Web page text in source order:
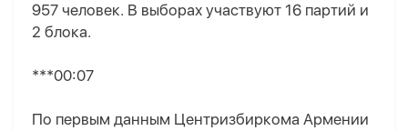
957 человек. В выборах участвуют 16 партий и
2 блока.
***00:07
По первым данным Центризбиркома Армении